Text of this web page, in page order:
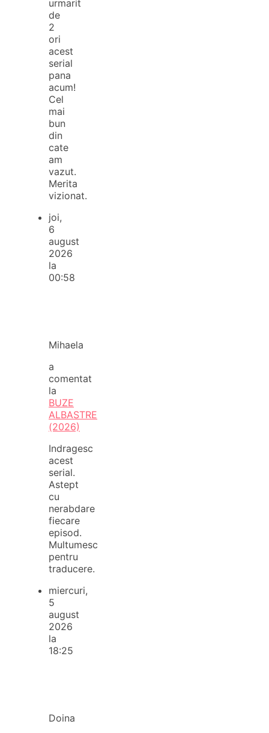
urmarit
de
2
ori
acest
serial
pana
acum!
Cel
mai
bun
din
cate
am
vazut.
Merita
vizionat.
joi,
6
august
2026
la
00:58
Mihaela
a
comentat
la
BUZE
ALBASTRE
(2026)
Indragesc
acest
serial.
Astept
cu
nerabdare
fiecare
episod.
Multumesc
pentru
traducere.
miercuri,
5
august
2026
la
18:25
Doina